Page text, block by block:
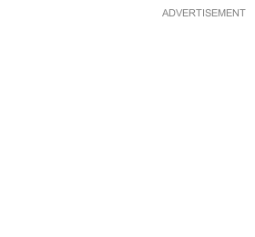
ADVERTISEMENT